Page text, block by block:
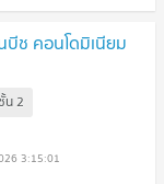
ช คอนโดมิเนียม
น2
3:15:01